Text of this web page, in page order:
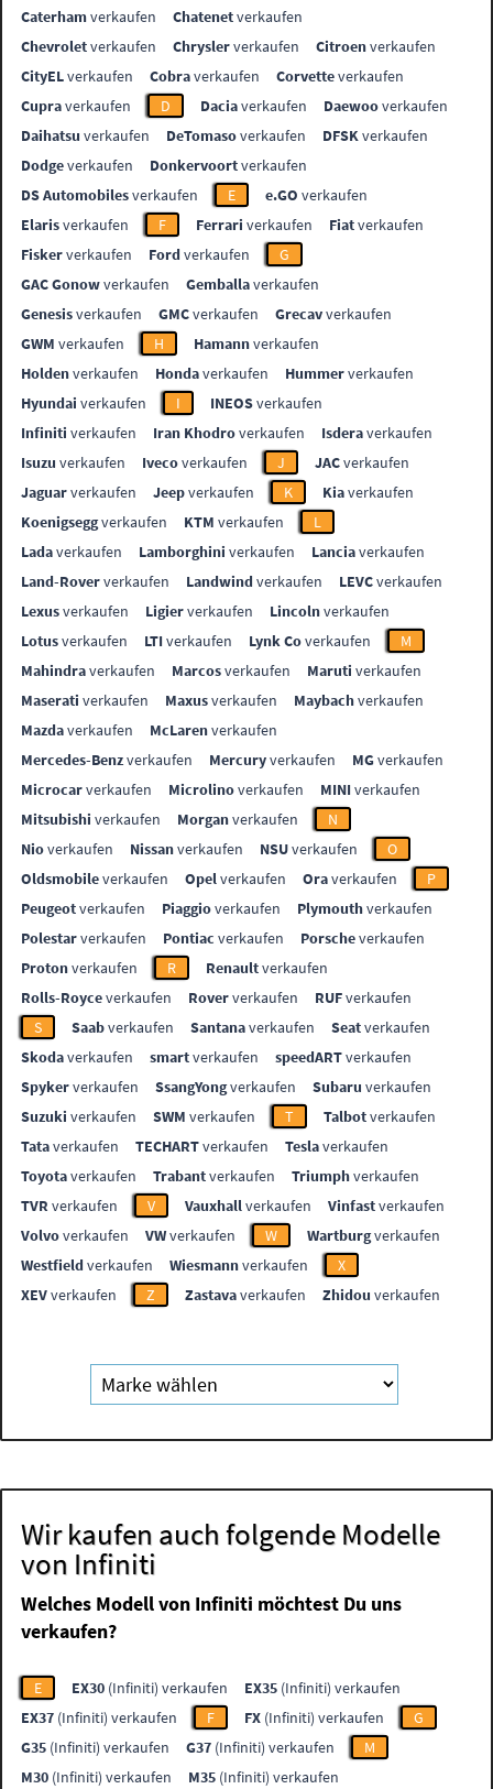
Caterhamverkaufen Chatenetverkaufen
Chevroletverkaufen Chryslerverkaufen Citroenverkaufen
CityELverkaufen Cobraverkaufen Corvetteverkaufen
Cupraverkaufen D Daciaverkaufen Daewooverkaufen
Daihatsu verkaufen DeTomasoverkaufen DFSKverkaufen
Dodgeverkaufen Donkervoortverkaufen
DS Automobilesverkaufen E e.GO verkaufen
Elarisverkaufen F Ferrari verkaufen Fiatverkaufen
Fiskerverkaufen Fordverkaufen
G
GAC Gonowverkaufen Gemballaverkaufen
Genesisverkaufen GMCverkaufen Grecavverkaufen
GWM verkaufen H Hamannverkaufen
Holdenverkaufen Hondaverkaufen Hummerverkaufen
Hyundai verkaufen I INEOSverkaufen
Infiniti verkaufen Iran Khodroverkaufen Isderaverkaufen
Isuzu verkaufen Ivecoverkaufen J JACverkaufen
Jaguarverkaufen Jeepverkaufen K Kiaverkaufen
Koenigseggverkaufen KTM verkaufen
L
Ladaverkaufen Lamborghini verkaufen Lanciaverkaufen
Land-Roververkaufen Landwindverkaufen LEVCverkaufen
Lexusverkaufen Ligierverkaufen Lincolnverkaufen
Lotusverkaufen LTIverkaufen Lynk Coverkaufen
M
Mahindraverkaufen Marcosverkaufen Maruti verkaufen
Maserati verkaufen Maxusverkaufen Maybachverkaufen
Mazdaverkaufen McLarenverkaufen
Mercedes-Benzverkaufen Mercuryverkaufen MGverkaufen
Microcarverkaufen Microlinoverkaufen MINIverkaufen
Mitsubishi verkaufen Morganverkaufen
N
Nioverkaufen Nissanverkaufen NSUverkaufen
O
Oldsmobileverkaufen Opelverkaufen Oraverkaufen
P
Peugeotverkaufen Piaggioverkaufen Plymouthverkaufen
Polestarverkaufen Pontiac verkaufen Porscheverkaufen
Protonverkaufen R Renaultverkaufen
Rolls-Royceverkaufen Roververkaufen RUFverkaufen
S
Saabverkaufen Santanaverkaufen Seatverkaufen
Skodaverkaufen smartverkaufen speedARTverkaufen
Spykerverkaufen SsangYongverkaufen Subaru verkaufen
Suzuki verkaufen SWM verkaufen T Talbotverkaufen
Tataverkaufen TECHARTverkaufen Teslaverkaufen
Toyotaverkaufen Trabantverkaufen Triumphverkaufen
TVR verkaufen V Vauxhallverkaufen Vinfastverkaufen
Volvoverkaufen VWverkaufen W Wartburgverkaufen
Westfieldverkaufen Wiesmannverkaufen
X
XEVverkaufen Z Zastavaverkaufen Zhidou verkaufen
Wir kaufen auch folgende Modelle
von Infiniti
Welches Modell von Infiniti möchtest Du uns
verkaufen?
E EX30 (Infiniti) verkaufen EX35 (Infiniti) verkaufen
EX37 (Infiniti) verkaufen F FX (Infiniti) verkaufen
G
G35 (Infiniti) verkaufen G37 (Infiniti) verkaufen
M
M30 (Infiniti) verkaufen M35 (Infiniti) verkaufen